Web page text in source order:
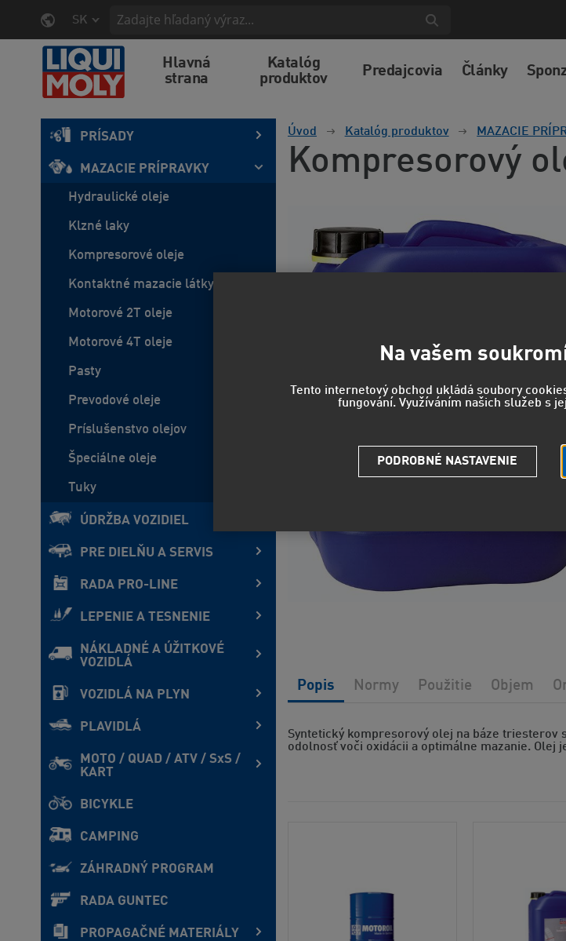
SK
Hlavná
strana
Katalóg
produktov
Predajcovia Články
PRÍSADY
MAZACIE PRÍPRAVKY
Hydraulické oleje
Klzné laky
Kompresorové oleje
Kontaktné mazacie látky
Motorové 2T oleje
Motorové 4T oleje
Pasty
Prevodové oleje
Príslušenstvo olejov
Špeciálne oleje
Tuky
ÚDRŽBA VOZIDIEL
PRE DIELŇU A SERVIS
RADA PRO-LINE
LEPENIE A TESNENIE
NÁKLADNÉ A ÚŽITKOVÉ
VOZIDLÁ
VOZIDLÁ NA PLYN
PLAVIDLÁ
MOTO / QUAD / ATV / SxS /
KART
BICYKLE
CAMPING
ZÁHRADNÝ PROGRAM
RADA GUNTEC
PROPAGAČNÉ MATERIÁLY
Úvod Katalóg produktov MAZACIE
Kompresorový
Syntetický kompresorový olej na báze triesterov
odolnosť voči oxidácii a optimálne mazanie. Olej
Popis Normy Použitie Objem
Na vašem
Tento internetový obchod ukládá soubory
fungování. Využíváním našich služeb s
PODROBNÉ NASTAVENIE